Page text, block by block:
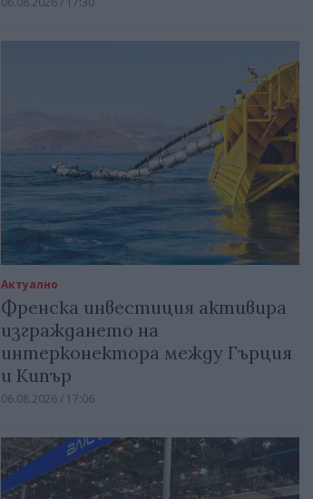
Актуално
Френска инвестиция активира
изграждането на
интерконектора между Гърция
и Кипър
06.08.2026 / 17:06